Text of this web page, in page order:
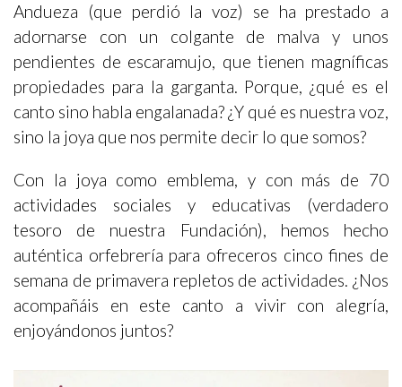
Andueza (que perdió la voz) se ha prestado a
adornarse con un colgante de malva y unos
pendientes de escaramujo, que tienen magníficas
propiedades para la garganta. Porque, ¿qué es el
canto sino habla engalanada? ¿Y qué es nuestra voz,
sino la joya que nos permite decir lo que somos?
Con la joya como emblema, y con más de 70
actividades sociales y educativas (verdadero
tesoro de nuestra Fundación), hemos hecho
auténtica orfebrería para ofreceros cinco fines de
semana de primavera repletos de actividades. ¿Nos
acompañáis en este canto a vivir con alegría,
enjoyándonos juntos?